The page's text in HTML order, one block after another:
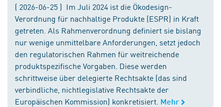
( 2026-06-25 ) Im Juli 2024 ist die Ökodesign-
Verordnung für nachhaltige Produkte (ESPR) in Kraft
getreten. Als Rahmenverordnung definiert sie bislang
nur wenige unmittelbare Anforderungen, setzt jedoch
den regulatorischen Rahmen für weitreichende
produktspezifische Vorgaben. Diese werden
schrittweise über delegierte Rechtsakte (das sind
verbindliche, nichtlegislative Rechtsakte der
Europäischen Kommission) konkretisiert. Mehr